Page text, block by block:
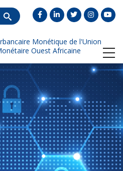
Search
Monétique de l'Union
Ouest Africaine